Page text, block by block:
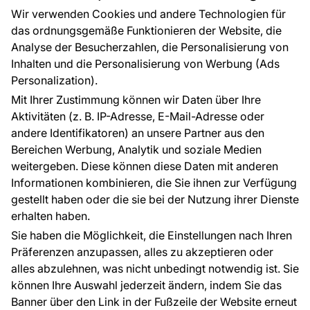
Wir verwenden Cookies und andere Technologien für
das ordnungsgemäße Funktionieren der Website, die
Analyse der Besucherzahlen, die Personalisierung von
Inhalten und die Personalisierung von Werbung (Ads
Personalization).
Mit Ihrer Zustimmung können wir Daten über Ihre
Aktivitäten (z. B. IP-Adresse, E-Mail-Adresse oder
andere Identifikatoren) an unsere Partner aus den
Bereichen Werbung, Analytik und soziale Medien
weitergeben. Diese können diese Daten mit anderen
Informationen kombinieren, die Sie ihnen zur Verfügung
gestellt haben oder die sie bei der Nutzung ihrer Dienste
erhalten haben.
Sie haben die Möglichkeit, die Einstellungen nach Ihren
Präferenzen anzupassen, alles zu akzeptieren oder
alles abzulehnen, was nicht unbedingt notwendig ist. Sie
können Ihre Auswahl jederzeit ändern, indem Sie das
Banner über den Link in der Fußzeile der Website erneut
Großhandel
Raumvisualisierung
Tapetenmuster
FÜR SIE
Blog
EU-Projekte
Ratschläge und Tipps
FAQ
ÜBER DAS UNTERNEHMEN
Kontakt
Haben Sie Fragen? Wir helfen Ihnen gerne weiter
und beraten Sie persönlich.
+49 781 95633072
service@tapeteneshop.de